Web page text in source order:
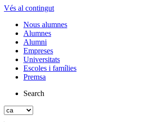
Vés al contingut
Nous alumnes
Alumnes
Alumni
Empreses
Universitats
Escoles i famílies
Premsa
Search